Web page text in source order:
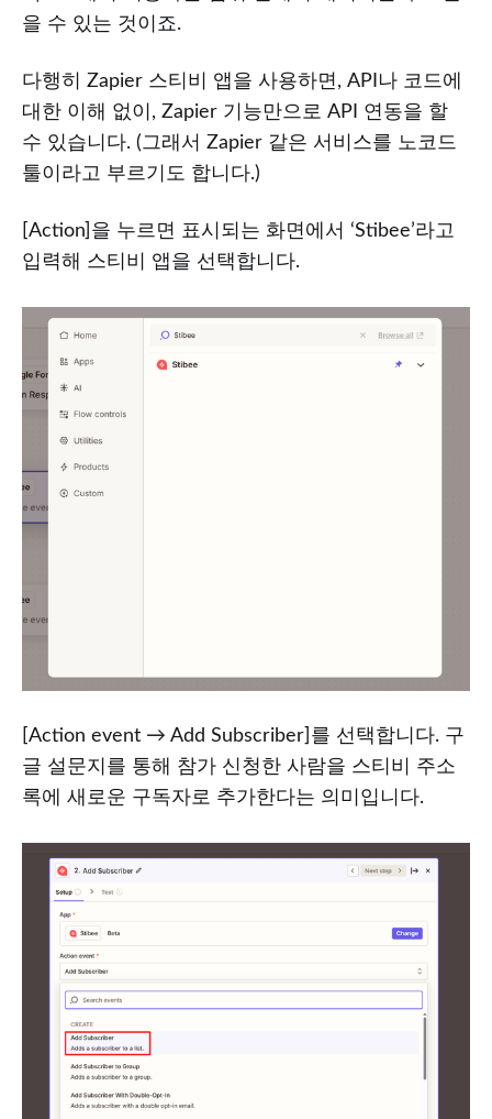
을 수 있는 것이죠.
다행히 Zapier 스티비 앱을 사용하면, API나 코드에
대한 이해 없이, Zapier 기능만으로 API 연동을 할
수 있습니다. (그래서 Zapier 같은 서비스를 노코드
툴이라고 부르기도 합니다.)
[Action]을 누르면 표시되는 화면에서 ‘Stibee’라고
입력해 스티비 앱을 선택합니다.
[Action event → Add Subscriber]를 선택합니다. 구
글 설문지를 통해 참가 신청한 사람을 스티비 주소
록에 새로운 구독자로 추가한다는 의미입니다.